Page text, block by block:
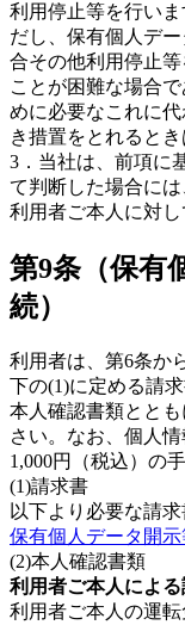
利用停止等を行いま
だし、保有個人デ
合その他利用停止等
ことが困難な場合
めに必要なこれに
き措置をとれると
3．当社は、前項に
て判断した場合には
利用者ご本人に対し
第9条（保有
続）
利用者は、第6条か
下の(1)に定める請
本人確認書類とと
さい。なお、個人
1,000円（税込）の
(1)請求書
以下より必要な請
保有個人データ開
(2)本人確認書類
利用者ご本人によ
利用者ご本人の運